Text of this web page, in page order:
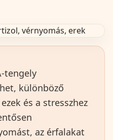
különböző
és a stresszhez
az érfalakat